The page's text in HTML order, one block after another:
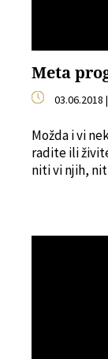
Meta
03.06.2018
Možda i vi
radite ili
niti vi njih,